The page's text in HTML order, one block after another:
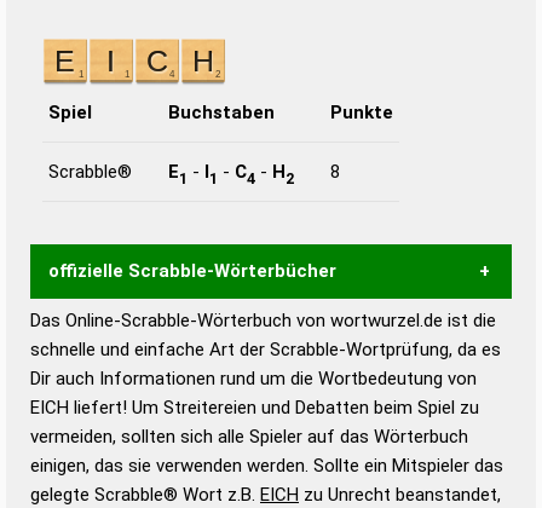
Spiel Buchstaben Punkte
Scrabble® E1 - I1 - C4 - H2 8
offizielle Scrabble-Wörterbücher
Wortwurzel liefert mit Hilfe eines semantischen
Wortanalyse-Algorithmus gute Anhaltspunkte zu
Wortbedeutung, Worttrennung und Wortform, um die
Gültigkeit eines Wortes für das Scrabble-Spiel zu
bestimmen!
zugelassene Turnier Scrabble-
Wörterbücher sind:
Das Online-Scrabble-Wörterbuch von wortwurzel.de ist die
schnelle und einfache Art der Scrabble-Wortprüfung, da es
Dir auch Informationen rund um die Wortbedeutung von
EICH liefert! Um Streitereien und Debatten beim Spiel zu
vermeiden, sollten sich alle Spieler auf das Wörterbuch
einigen, das sie verwenden werden. Sollte ein Mitspieler das
gelegte Scrabble® Wort z.B. EICH zu Unrecht beanstandet,